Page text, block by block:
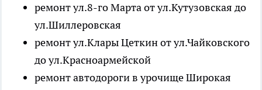
ремонт ул.8-го Марта от ул.Кутузовская до
ул.Шиллеровская
ремонт ул.Клары Цеткин от ул.Чайковского
до ул.Красноармейской
ремонт автодороги в урочище Широкая